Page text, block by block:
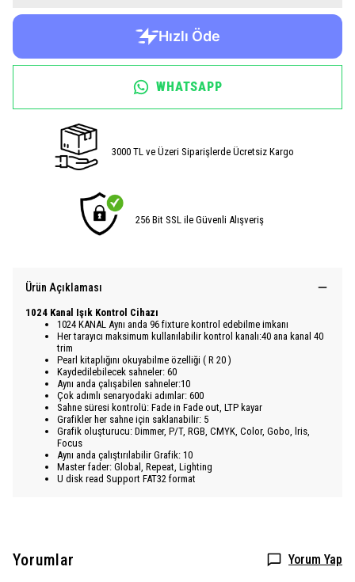
WHATSAPP
3000 TL ve Üzeri Siparişlerde Ücretsiz Kargo
256 Bit SSL ile Güvenli Alışveriş
Ürün Açıklaması
1024 Kanal Işık Kontrol Cihazı
1024 KANAL Aynı anda 96 fixture kontrol edebilme imkanı
Her tarayıcı maksimum kullanılabilir kontrol kanalı:40 ana kanal 40
trim
Pearl kitaplığını okuyabilme özelliği ( R 20 )
Kaydedilebilecek sahneler: 60
Aynı anda çalışabilen sahneler:10
Çok adımlı senaryodaki adımlar: 600
Sahne süresi kontrolü: Fade in Fade out, LTP kayar
Grafikler her sahne için saklanabilir: 5
Grafik oluşturucu: Dimmer, P/T, RGB, CMYK, Color, Gobo, lris,
Focus
Aynı anda çalıştırılabilir Grafik: 10
Master fader: Global, Repeat, Lighting
U disk read Support FAT32 format
Yorumlar Yorum Yap